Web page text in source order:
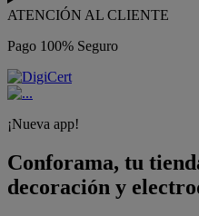
ATENCIÓN AL CLIENTE
Pago 100% Seguro
¡Nueva app!
Conforama, tu
decoración y